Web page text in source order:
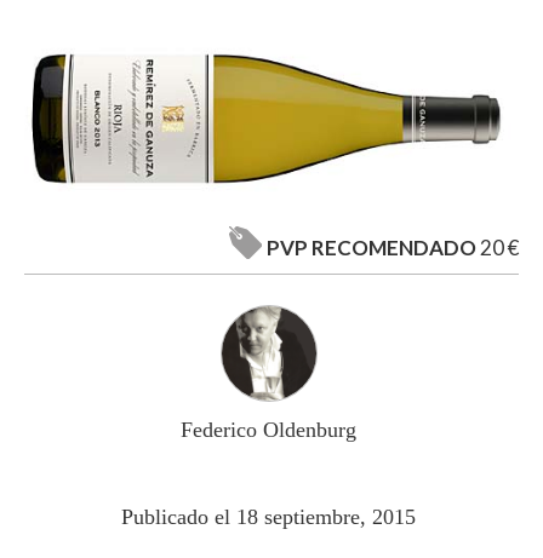
PVP RECOMENDADO20 €
Federico Oldenburg
Publicado el 18 septiembre, 2015